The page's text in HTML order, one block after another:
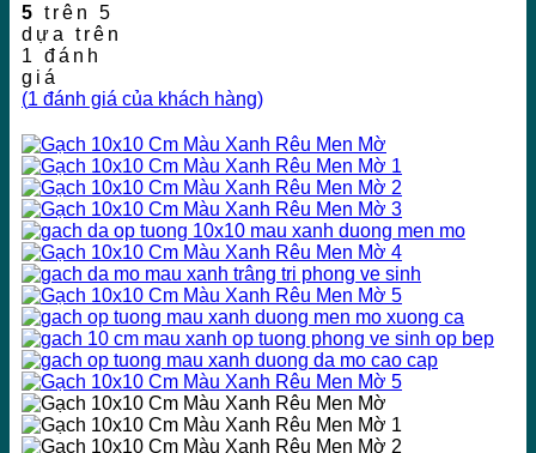
5 trên 5
dựa trên
1
đánh
giá
(1 đánh giá của khách hàng)